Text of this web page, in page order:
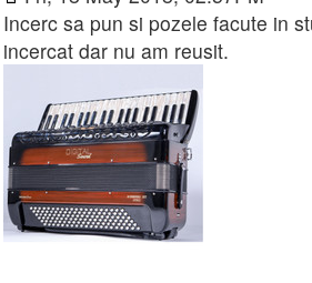
Incerc sa pun si pozele facute in
incercat dar nu am reusit.